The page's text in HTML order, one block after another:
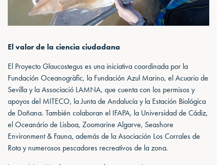
El valor de la ciencia ciudadana
El Proyecto Glaucostegus es una iniciativa coordinada por la
Fundación Oceanogràfic, la Fundación Azul Marino, el Acuario de
Sevilla y la Associació LAMNA, que cuenta con los permisos y
apoyos del MITECO, la Junta de Andalucía y la Estación Biológica
de Doñana. También colaboran el IFAPA, la Universidad de Cádiz,
el Oceanário de Lisboa, Zoomarine Algarve, Seashore
Environment & Fauna, además de la Asociación Los Corrales de
Rota y numerosos pescadores recreativos de la zona.